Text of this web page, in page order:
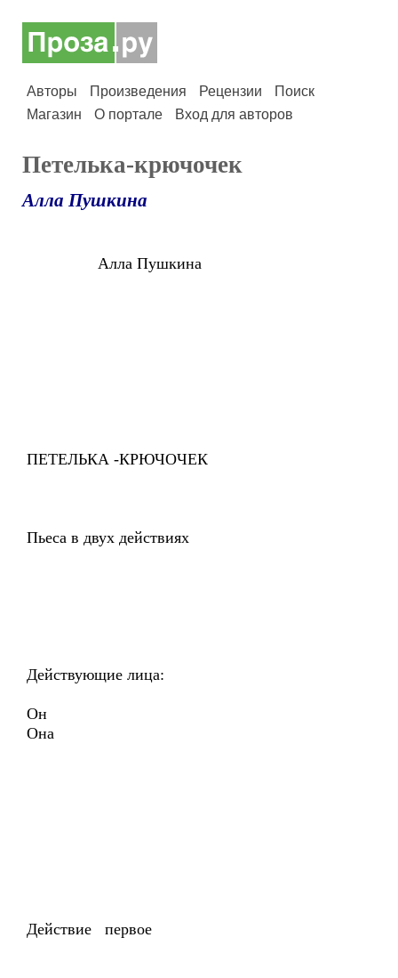
Авторы Произведения Рецензии
Поиск
Магазин
О портале Вход для авторов
Петелька-крючочек
Алла Пушкина
Алла Пушкина
ПЕТЕЛЬКА -КРЮЧОЧЕК
Пьеса в двух действиях
Действующие лица:
Он
Она
Действие первое